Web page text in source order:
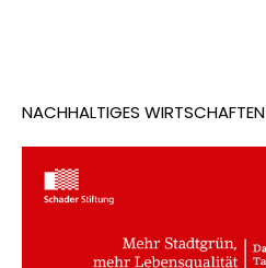
NACHHALTIGES WIRTSCHAFTEN